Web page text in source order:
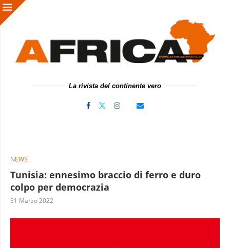
La rivista del continente vero
NEWS
Tunisia: ennesimo braccio di ferro e duro
colpo per democrazia
31 Marzo 2022